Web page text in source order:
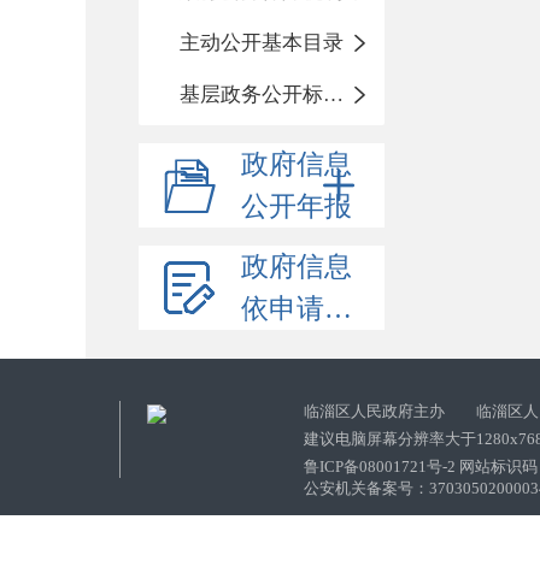
主动公开基本目录
基层政务公开标准化目录
政府信息
公开年报
政府信息
依申请公开
临淄区人民政府主办 临淄区人
建议电脑屏幕分辨率大于
鲁ICP备08001721号-2 网站标识
公安机关备案号：